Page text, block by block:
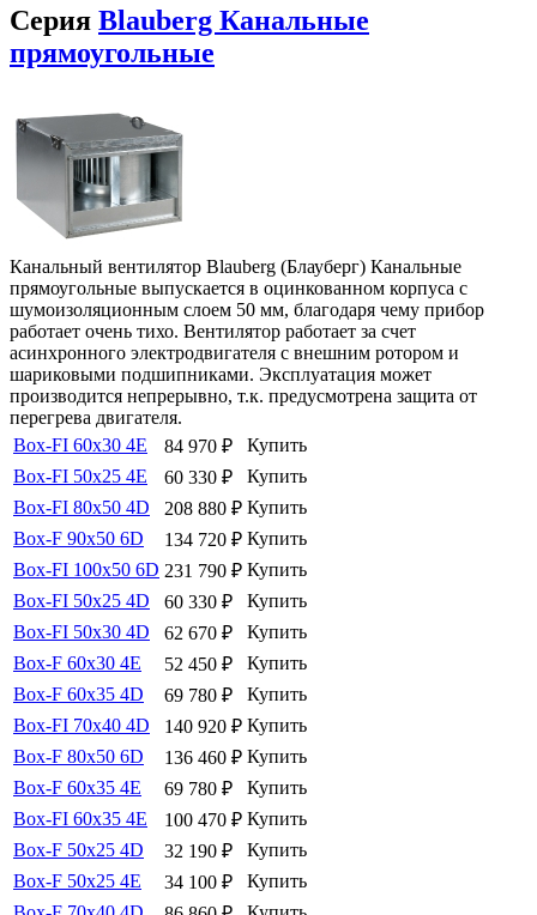
Серия Blauberg Канальные
прямоугольные
Канальный вентилятор Blauberg (Блауберг) Канальные
прямоугольные выпускается в оцинкованном корпуса с
шумоизоляционным слоем 50 мм, благодаря чему прибор
работает очень тихо. Вентилятор работает за счет
асинхронного электродвигателя с внешним ротором и
шариковыми подшипниками. Эксплуатация может
производится непрерывно, т.к. предусмотрена защита от
перегрева двигателя.
Box-FI 60x30 4E
84 970 ₽
Купить
Box-FI 50x25 4E
60 330 ₽
Купить
Box-FI 80x50 4D
208 880 ₽ Купить
Box-F 90х50 6D
134 720 ₽ Купить
Box-FI 100х50 6D 231 790 ₽ Купить
Box-FI 50х25 4D
60 330 ₽
Купить
Box-FI 50x30 4D
62 670 ₽
Купить
Box-F 60х30 4E
52 450 ₽
Купить
Box-F 60х35 4D
69 780 ₽
Купить
Box-FI 70x40 4D
140 920 ₽ Купить
Box-F 80х50 6D
136 460 ₽ Купить
Box-F 60х35 4E
69 780 ₽
Купить
Box-FI 60x35 4Е
100 470 ₽ Купить
Box-F 50х25 4D
32 190 ₽
Купить
Box-F 50х25 4E
34 100 ₽
Купить